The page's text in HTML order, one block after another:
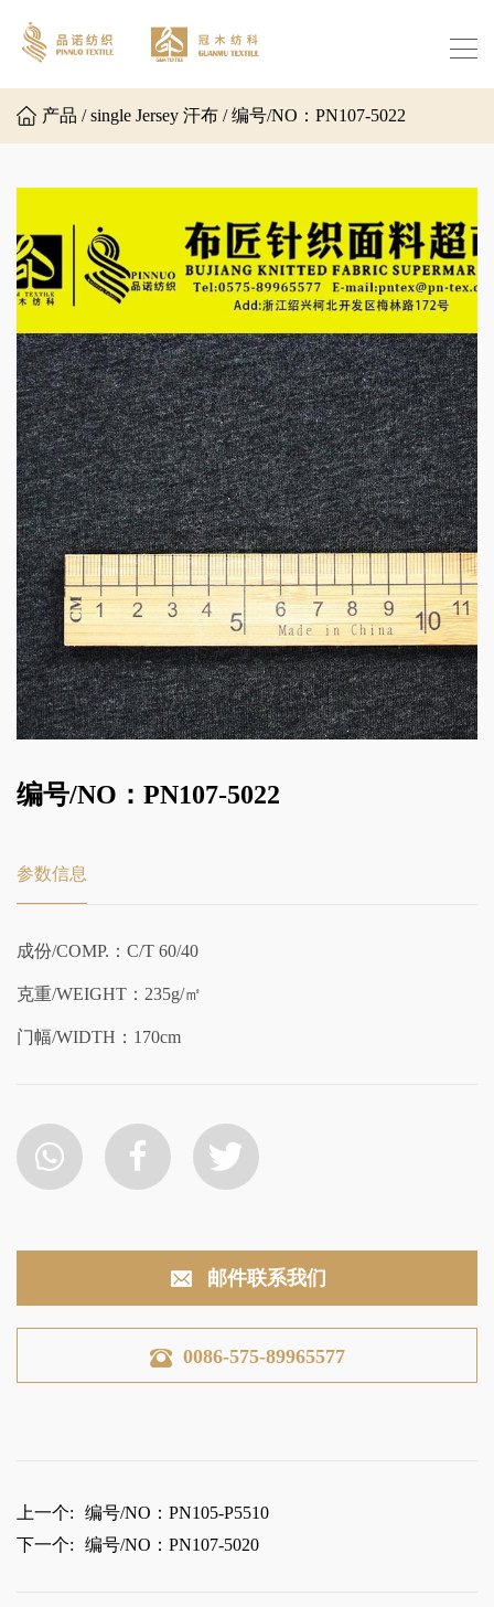
产品 / single Jersey 汗布 / 编号/NO：PN107-5022
编号/NO：PN107-5022
参数信息
成份/COMP.：C/T 60/40
克重/WEIGHT：235g/㎡
门幅/WIDTH：170cm
邮件联系我们
0086-575-89965577
上一个:
编号/NO：PN105-P5510
下一个:
编号/NO：PN107-5020